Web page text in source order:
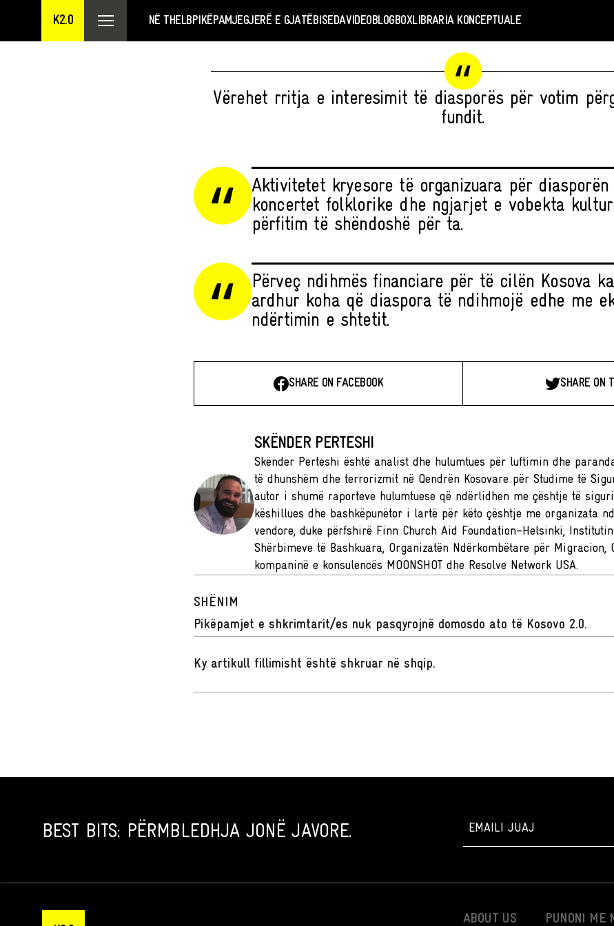
K2.0 NË THELBPIKËPAMJEGJERË E GJATËBISEDAVIDEOBLOGBOXLIBRARIA KONCEPTUALE
Vërehet rritja e interesimit të diasporës për votim
fundit.
Aktivitetet kryesore të organizuara për diasporën
koncertet folklorike dhe ngjarjet e vobekta
përfitim të shëndoshë për ta.
Përveç ndihmës financiare për të cilën Kosova
ardhur koha që diaspora të ndihmojë edhe me
ndërtimin e shtetit.
SHARE ON FACEBOOK SHARE ON
SKËNDER PERTESHI
Skënder Perteshi është analist dhe hulumtues për luftimin dhe
të dhunshëm dhe terrorizmit në Qendrën Kosovare për Studime të
autor i shumë raporteve hulumtuese që ndërlidhen me çështje të
këshillues dhe bashkëpunëtor i lartë për këto çështje me organizata
vendore, duke përfshirë Finn Church Aid Foundation–Helsinki,
Shërbimeve të Bashkuara, Organizatën Ndërkombëtare për Migracion,
kompaninë e konsulencës MOONSHOT dhe Resolve Network USA.
SHËNIM
Pikëpamjet e shkrimtarit/es nuk pasqyrojnë domosdo ato të Kosovo 2.0.
Ky artikull fillimisht është shkruar në shqip.
BEST BITS: PËRMBLEDHJA JONË JAVORE.
ABOUT US PUNONI ME